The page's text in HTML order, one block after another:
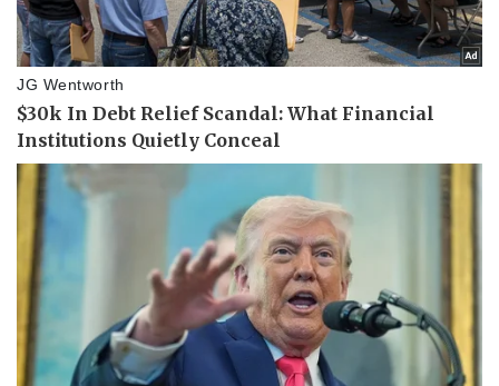
Pháp luật
Vụ án
Tin nóng
Tư vấn luật
Quân sự - Quốc phòng
Vũ khí
Việt Nam